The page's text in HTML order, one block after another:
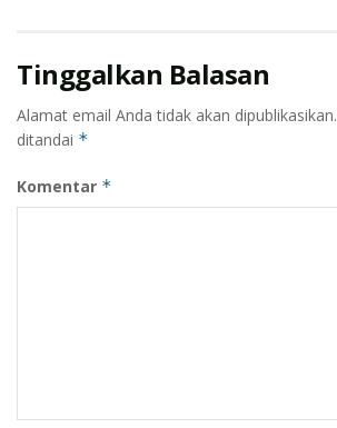
Tinggalkan Balasan
Alamat email Anda tidak akan dipublikasikan.
ditandai *
Komentar *